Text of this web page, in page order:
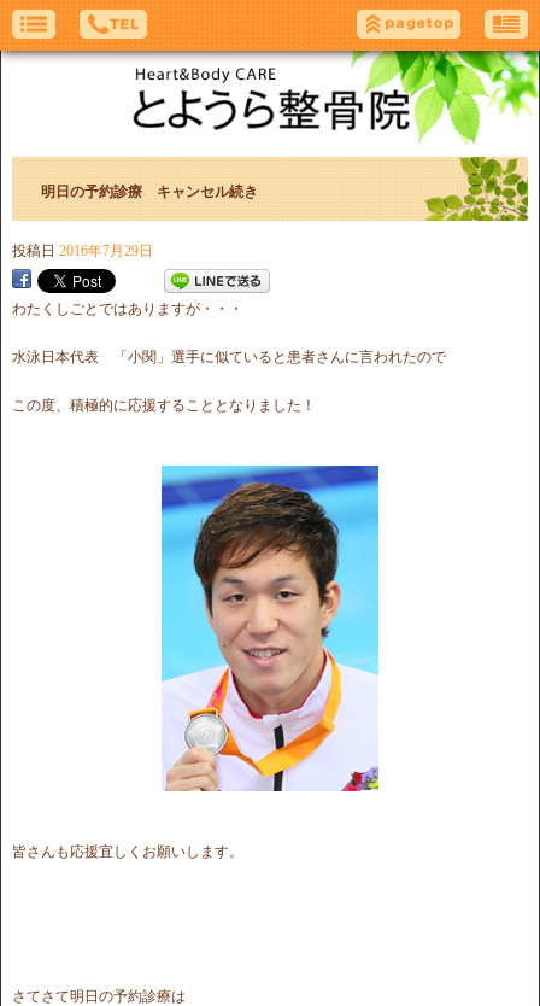
明日の予約診療 キャンセル続き
投稿日 2016年7月29日
わたくしごとではありますが・・・
水泳日本代表 「小関」選手に似ていると患者さんに言われたので
この度、積極的に応援することとなりました！
皆さんも応援宜しくお願いします。
さてさて明日の予約診療は